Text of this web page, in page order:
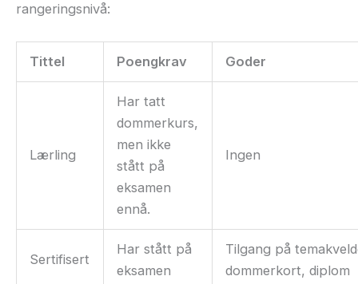
rangeringsnivå:
Tittel Poengkrav Goder
Lærling
Har tatt
dommerkurs,
men ikke
stått på
eksamen
ennå.
Ingen
Sertifisert
Har stått på
eksamen
Tilgang på
dommerkort, diplom